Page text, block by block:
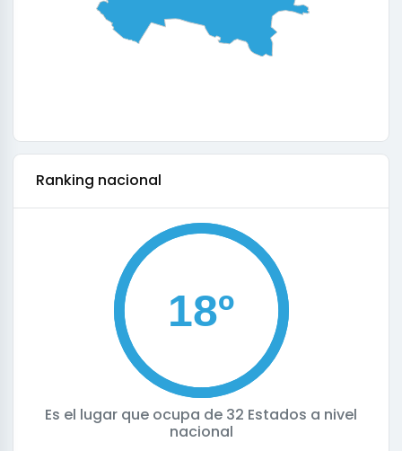
ranking nacional
Es el lugar que ocupa de 32 Estados a nivel
nacional